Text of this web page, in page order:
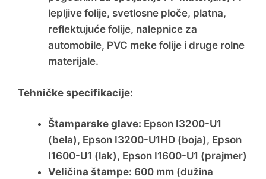
lepljive folije, svetlosne ploče, platna,
reflektujuće folije, nalepnice za
automobile, PVC meke folije i druge rolne
materijale.
Tehničke specifikacije:
Štamparske glave: Epson I3200-U1
(bela), Epson I3200-U1HD (boja), Epson
I1600-U1 (lak), Epson I1600-U1 (prajmer)
Veličina štampe: 600 mm (dužina